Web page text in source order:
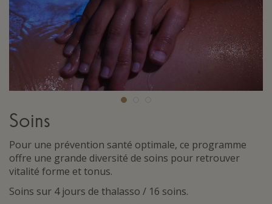
Soins
Pour une prévention santé optimale, ce programme
offre une grande diversité de soins pour retrouver
vitalité forme et tonus.
Soins sur 4 jours de thalasso / 16 soins.